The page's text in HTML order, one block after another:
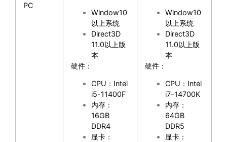
PC
Window10
以上系统
Direct3D
11.0以上版
本
硬件：
CPU：Intel
i5-11400F
内存：
16GB
DDR4
显卡：
Window10
以上系统
Direct3D
11.0以上版
本
硬件：
CPU：Intel
i7-14700K
内存：
64GB
DDR5
显卡：